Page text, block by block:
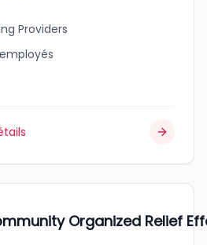
Providers
employés
Organized Relief